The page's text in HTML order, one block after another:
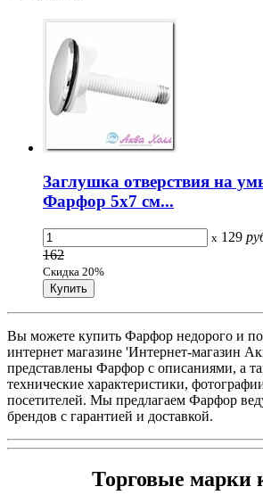
Заглушка отверствия на
Фарфор 5х7 см...
x 129
162
Скидка 20%
Вы можете купить Фарфор недорого и
интернет магазине 'Интернет-магазин
представлены Фарфор с описаниями, а
технические характеристики,
посетителей. Мы предлагаем Фарфор
брендов с гарантией и доставкой.
Торговые марки